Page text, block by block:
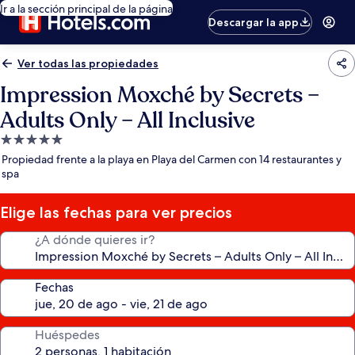
Ir a la sección principal de la página
Descargar la app
Ver todas las propiedades
Impression Moxché by Secrets –
Adults Only – All Inclusive
Propiedad
de
5.0
estrellas
Propiedad frente a la playa en Playa del Carmen con 14 restaurantes y
spa
Elige las fechas para ver precios
¿A dónde quieres ir?
Fechas
Huéspedes